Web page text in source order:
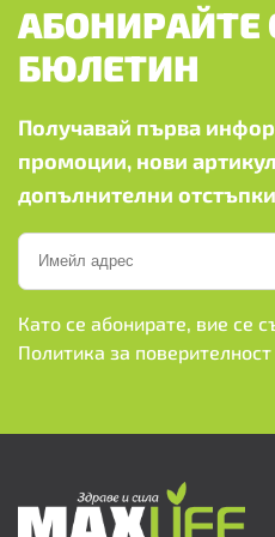
АБОНИРАЙТЕ
БЮЛЕТИН
Получавай първа
промоции, нови
допълнителни
Като се абонирате, вие се
Политика за поверителност